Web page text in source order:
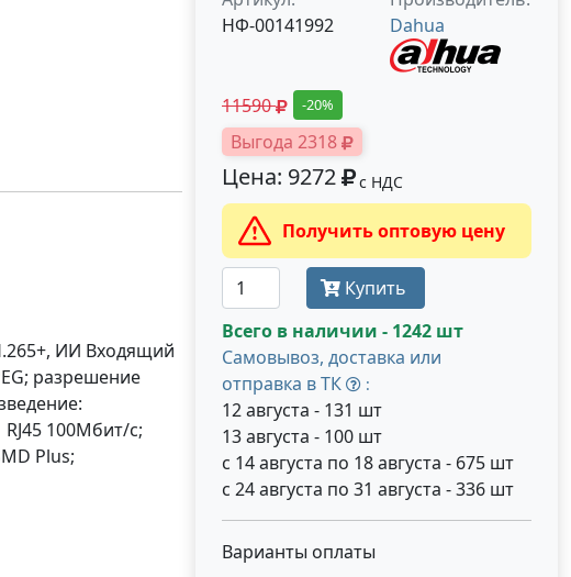
ИИ Входящий
разрешение
100Мбит/с;
Plus;
НФ-00141992
Dahua
11590 -20%
Выгода 2318
Цена: 9272 с НДС
Получить оптовую цену
Купить
Всего в наличии - 1242 шт
Самовывоз, доставка или
отправка в ТК
:
12 августа - 131 шт
13 августа - 100 шт
с 14 августа по 18 августа - 675 шт
с 24 августа по 31 августа - 336 шт
Варианты оплаты